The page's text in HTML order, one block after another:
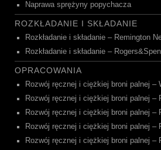
Naprawa sprężyny popychacza
ROZKŁADANIE I SKŁADANIE
Rozkładanie i składanie – Remington
Rozkładanie i składanie –
OPRACOWANIA
Rozwój ręcznej i ciężkiej broni palnej –
Rozwój ręcznej i ciężkiej broni palnej –
Rozwój ręcznej i ciężkiej broni palnej –
Rozwój ręcznej i ciężkiej broni palnej –
Rozwój ręcznej i ciężkiej broni palnej –